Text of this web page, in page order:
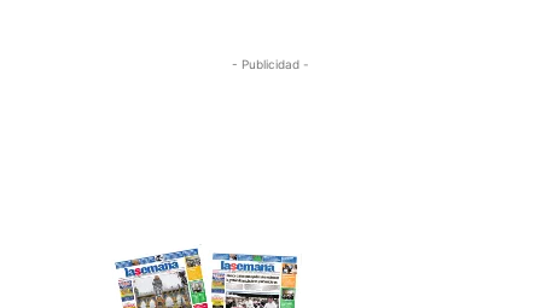
- Publicidad -